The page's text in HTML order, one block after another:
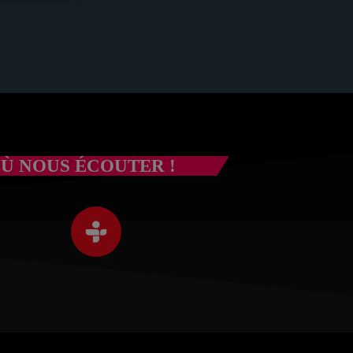
NOUS ÉCOUTER !